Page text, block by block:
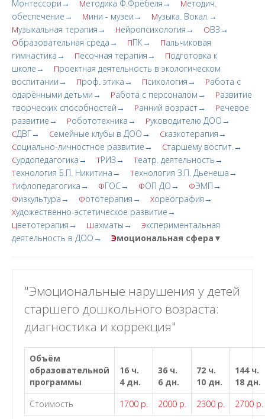
Монтессори→ Методика Ф.Фрёбеля→ Методич.
обеспечение→
Мини - музеи→ Музыка. Вокал.→
Музыкальная терапия→ Нейропсихология→ ОВЗ→
Образовательная среда→ ППК→ Пальчиковая
гимнастика→
Песочная терапия→ Подготовка к
школе→
Проектная деятельность в экологическом
воспитании→
Проф. этика→ Психология→ Работа с
одарёнными детьми→
Работа с персоналом→ Развитие
творческих cпoсобностей→
Ранний возраст→ Речевое
развитие→
Робототехника→ Руководителю ДОО→
СДВГ→ Семейные клубы в ДОО→ Сказкотерапия→
Социально-личностное развитие→ Старшему воспит.→
Сурдопедагогика→ ТРИЗ→ Театр. деятельность→
Технология Б.П. Никитина→ Технология З.П. Дьенеша→
Тифлопедагогика→ ФГОС→ ФОП ДО→ ФЭМП→
Физкультура→ Фототерапия→ Хореография→
Художественно-эстетическое развитие→
Цветотерапия→ Шахматы→ Экспериментальная
деятельность в ДОО→
Эмоциональная сфера▼
"Эмоциональные нарушения у детей
старшего дошкольного возраста:
диагностика и коррекция"
Объём
образовательной
программы
16 ч.
4 дн.
36 ч.
6 дн.
72 ч.
10 дн.
144 ч.
18 дн.
Стоимость
1700 р. 2000 р. 2300 р. 2700 р.